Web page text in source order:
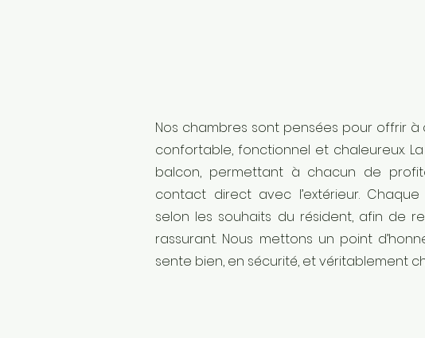
Nos chambres sont pensées pour offrir
confortable, fonctionnel et chaleureux.
balcon, permettant à chacun de
contact direct avec l’extérieur.
selon les souhaits du résident, afin de
rassurant. Nous mettons un point
sente bien, en sécurité, et véritablement